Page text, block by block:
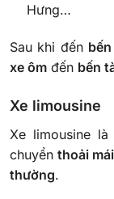
Hưng…
Sau khi đến
xe ôm đến bến
Xe limousine
Xe limousine
chuyểnthoải
thường.